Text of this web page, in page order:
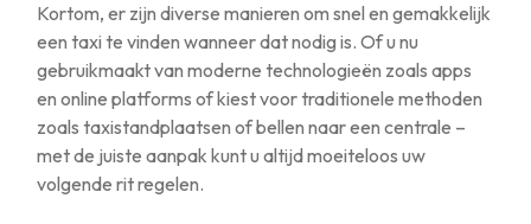
Kortom, er zijn diverse manieren om snel en gemakkelijk
een taxi te vinden wanneer dat nodig is. Of u nu
gebruikmaakt van moderne technologieën zoals apps
en online platforms of kiest voor traditionele methoden
zoals taxistandplaatsen of bellen naar een centrale –
met de juiste aanpak kunt u altijd moeiteloos uw
volgende rit regelen.